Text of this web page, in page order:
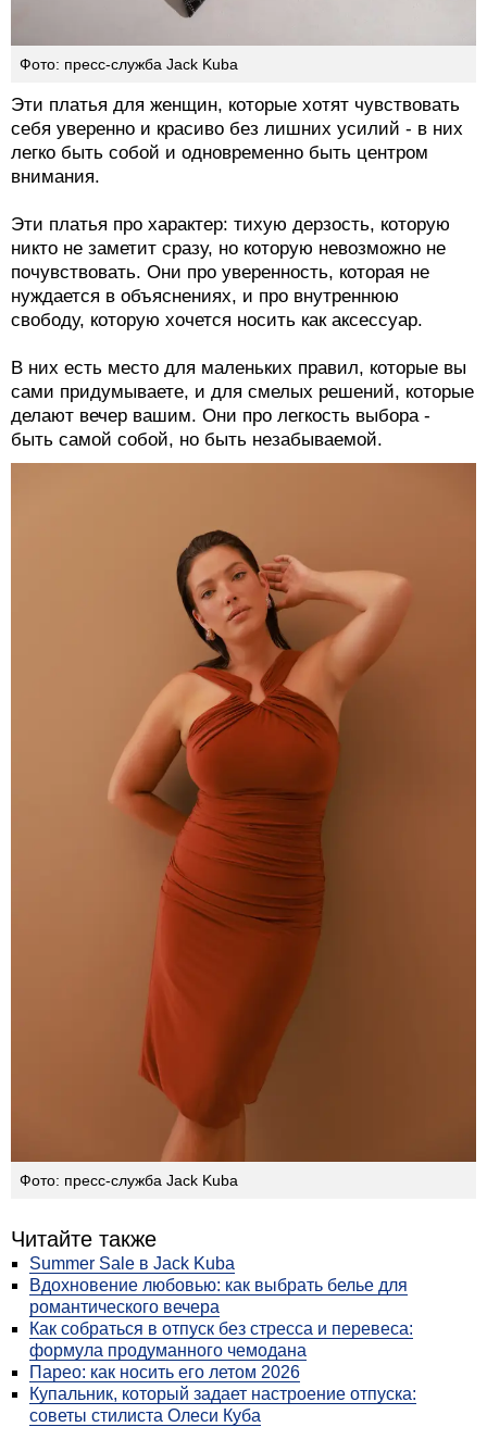
Фото: пресс-служба Jack Kuba
Эти платья для женщин, которые хотят чувствовать
себя уверенно и красиво без лишних усилий - в них
легко быть собой и одновременно быть центром
внимания.
Эти платья про характер: тихую дерзость, которую
никто не заметит сразу, но которую невозможно не
почувствовать. Они про уверенность, которая не
нуждается в объяснениях, и про внутреннюю
свободу, которую хочется носить как аксессуар.
В них есть место для маленьких правил, которые вы
сами придумываете, и для смелых решений, которые
делают вечер вашим. Они про легкость выбора -
быть самой собой, но быть незабываемой.
Фото: пресс-служба Jack Kuba
Читайте также
Summer Sale в Jack Kuba
Вдохновение любовью: как выбрать белье для
романтического вечера
Как собраться в отпуск без стресса и перевеса:
формула продуманного чемодана
Парео: как носить его летом 2026
Купальник, который задает настроение отпуска:
советы стилиста Олеси Куба